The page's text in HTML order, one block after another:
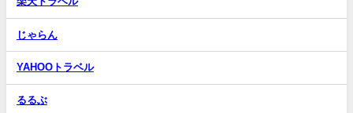
じゃらん
YAHOOトラベル
るるぶ